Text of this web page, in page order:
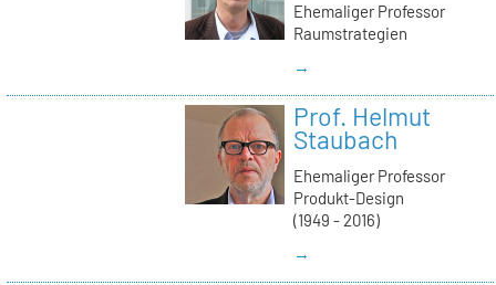
Ehemaliger Professor
Raumstrategien
→
Prof. Helmut
Staubach
Ehemaliger Professor
Produkt-Design
(1949 - 2016)
→